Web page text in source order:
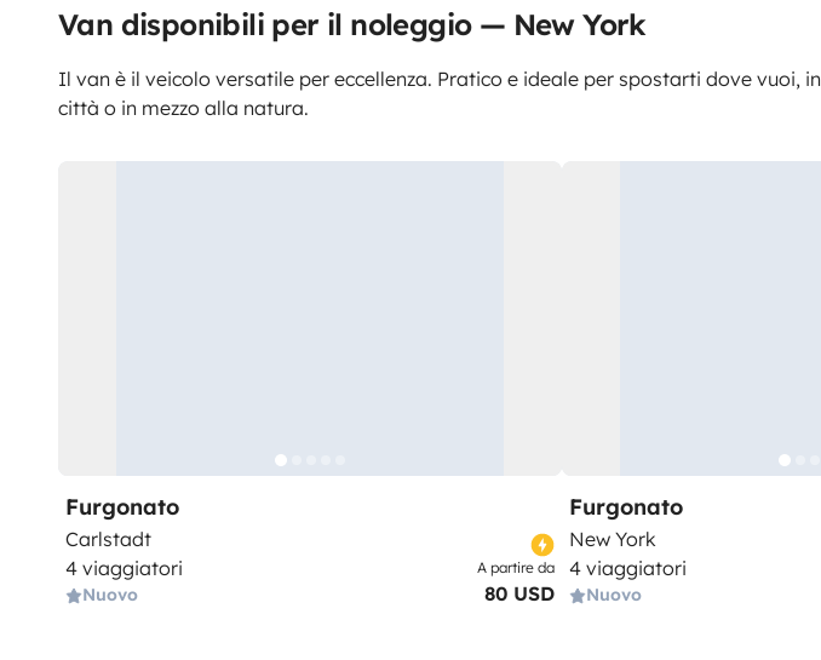
Van disponibili per il noleggio — New York
Il van è il veicolo versatile per eccellenza. Pratico e ideale per spostarti dove vuoi, in
città o in mezzo alla natura.
Furgonato
Carlstadt
4 viaggiatori
Nuovo
A partire da
80 USD
Furgonato
New York
4 viaggiatori
Nuovo